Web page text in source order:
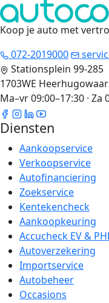
Koop je auto met
072-2019000
Stationsplein 99-285
1703WE
Ma–vr 09:00–17:30 · Za
Diensten
Aankoopservice
Verkoopservice
Autofinanciering
Zoekservice
Kentekencheck
Aankoopkeuring
Accucheck EV &
Autoverzekering
Importservice
Autobeheer
Occasions